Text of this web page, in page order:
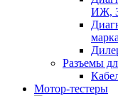
ИЖ,
Разъемы
Мотор-тестеры